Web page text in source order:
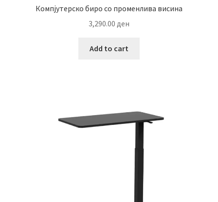
Компјутерско биро со променлива висина
3,290.00 ден
Add to cart